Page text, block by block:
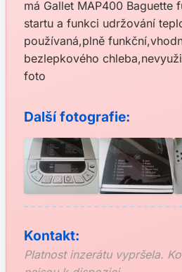
má Gallet MAP400 Baguette
startu a funkci udržování
používaná,plně
bezlepkového
foto
Další fotografie:
Kontakt:
Platnost inzerátu vypršela.